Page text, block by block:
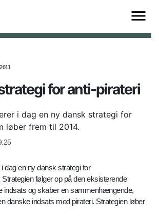
2011
for anti-pirateri
i dag en ny dansk strategi for
løber frem til 2014.
dag en ny dansk strategi for
følger op på den eksisterende
indsats og skaber en sammenhængende,
danske indsats mod pirateri. Strategien løber